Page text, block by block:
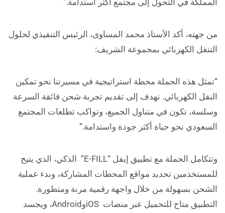
من جهته، أكد الأستاذ محمد المساوى، الرئيس التنفيذي لحلول
التنقل الكهربائي بمجموعة الشريف:
“تمثل هذه الحملة محطة استراتيجية في مسيرتنا نحو تمكين
النقل الكهربائي. نهدف إلى تقديم تجربة شحن فائقة السرعة
وسلسة، تكون في متناول الجميع، وتواكب تطلعات المجتمع
السعودي نحو حياة أكثر جودة واستدامة.”
وتتكامل الحملة مع تطبيق إيفل “E-FILL” الذكي، الذي يتيح
للمستخدمين تحديد مواقع المحطات المشاركة، وبدء عملية
الشحن بسهولة من خلال واجهة رقمية مرنة ومتطورة.
التطبيق متاح للتحميل عبر منصات iOSوAndroid، ويجسد